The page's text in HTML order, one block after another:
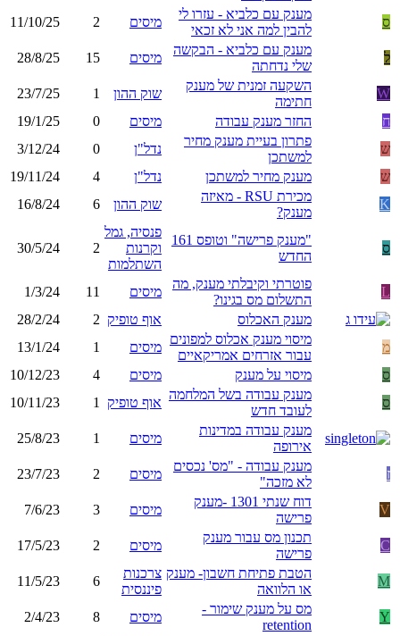
ס
מענק עם כלביא - עזרו לי
להבין למה אני לא זכאי
מיסים 2
11/10/25
ל
מענק עם כלביא - הבקשה
שלי נדחתה
מיסים 15
28/8/25
W
השקעה זמנית של מענק
חתימה
שוק ההון 1
23/7/25
ח
החזר מענק עבודה מיסים 0
19/1/25
ש
פתרון בעיית מענק מחיר
למשתכן
נדל"ן 0
3/12/24
ש
מענק מחיר למשתכן נדל"ן 4
19/11/24
K
מכירת RSU - מאיזה
מענק?
שוק ההון 6
16/8/24
ס
"מענק פרישה" וטופס 161
החדש
פנסיה, גמל
וקרנות
השתלמות
2
30/5/24
L
פוטרתי וקיבלתי מענק, מה
התשלום מס בגינו?
מיסים 11
1/3/24
מענק האכלוס
אוף טופיק 2
28/2/24
מ
מיסוי מענק אכלוס למפונים
עבור אזרחים אמריקאיים
מיסים 1
13/1/24
ס
מיסוי על מענק מיסים 4
10/12/23
ס
מענק עבודה בשל המלחמה
לעובד חדש
אוף טופיק 1
10/11/23
מענק עבודה במדינות
אירופה
מיסים 1
25/8/23
ז
מענק עבודה - "מס' נכסים
לא מזכה"
מיסים 2
23/7/23
V
דוח שנתי 1301 -מענק
פרישה
מיסים 3
7/6/23
C
תכנון מס עבור מענק
פרישה
מיסים 2
17/5/23
M
הטבת פתיחת חשבון- מענק
או הלוואה
צרכנות
פיננסית
6
11/5/23
Y
מס על מענק שימור -
retention
מיסים 8
2/4/23